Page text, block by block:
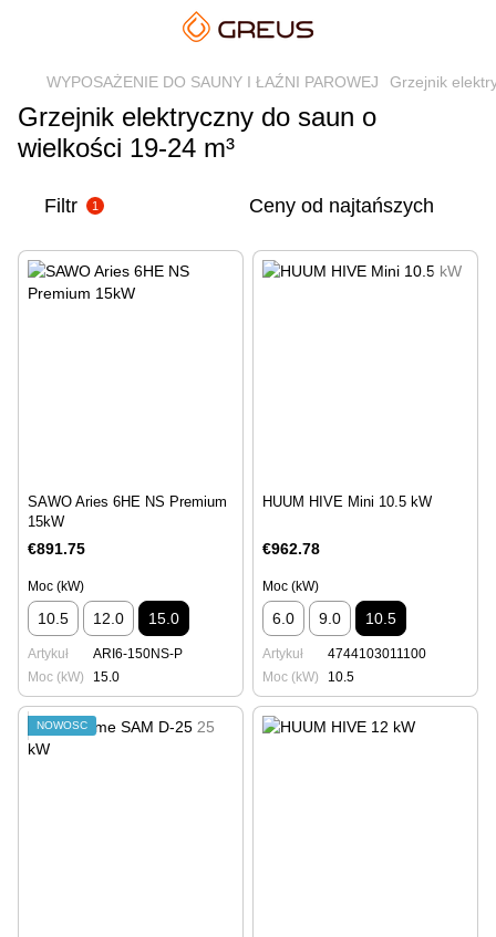
WYPOSAŻENIE DO SAUNY I ŁAŹNI PAROWEJ Grzejnik
Grzejnik elektryczny do saun o
wielkości 19-24 m³
Filtr 1 Ceny od najtańszych
SAWO Aries 6HE NS Premium
15kW
€891.75
Moc (kW)
10.5 12.0 15.0
Artykuł
ARI6-150NS-P
Moc (kW)
15.0
HUUM HIVE Mini 10.5 kW
€962.78
Moc (kW)
6.0 9.0 10.5
Artykuł
4744103011100
Moc (kW)
10.5
NOWOŚĆ